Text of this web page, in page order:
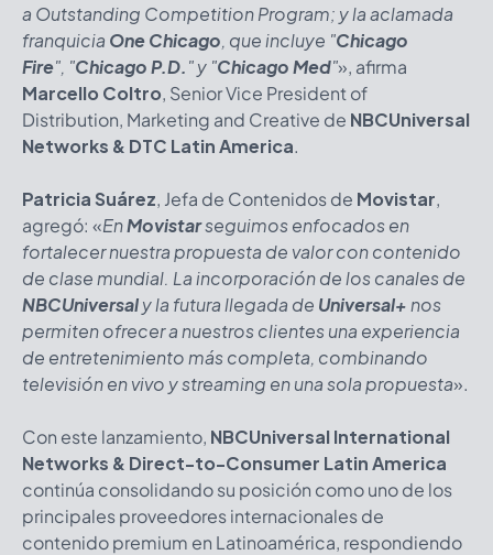
a Outstanding Competition Program; y la aclamada
franquicia One Chicago, que incluye "Chicago
Fire", "Chicago P.D." y "Chicago Med"», afirma
Marcello Coltro, Senior Vice President of
Distribution, Marketing and Creative de NBCUniversal
Networks & DTC Latin America.
Patricia Suárez, Jefa de Contenidos de Movistar,
agregó: «EnMovistarseguimos enfocados en
fortalecer nuestra propuesta de valor con contenido
de clase mundial. La incorporación de los canales de
NBCUniversaly la futura llegada de Universal+nos
permiten ofrecer a nuestros clientes una experiencia
de entretenimiento más completa, combinando
televisión en vivo y streaming en una sola propuesta».
Con este lanzamiento, NBCUniversal International
Networks & Direct-to-Consumer Latin America
continúa consolidando su posición como uno de los
principales proveedores internacionales de
contenido premium en Latinoamérica, respondiendo